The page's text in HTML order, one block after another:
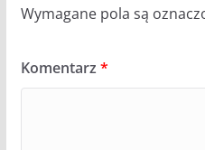
Wymagane pola są
Komentarz *